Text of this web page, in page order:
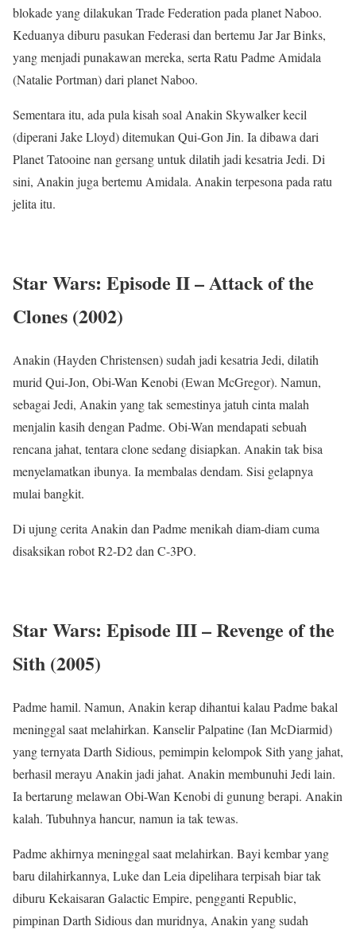
blokade yang dilakukan Trade Federation pada planet Naboo.
Keduanya diburu pasukan Federasi dan bertemu Jar Jar Binks,
yang menjadi punakawan mereka, serta Ratu Padme Amidala
(Natalie Portman) dari planet Naboo.
Sementara itu, ada pula kisah soal Anakin Skywalker kecil
(diperani Jake Lloyd) ditemukan Qui-Gon Jin. Ia dibawa dari
Planet Tatooine nan gersang untuk dilatih jadi kesatria Jedi. Di
sini, Anakin juga bertemu Amidala. Anakin terpesona pada ratu
jelita itu.
Star Wars: Episode II – Attack of the
Clones (2002)
Anakin (Hayden Christensen) sudah jadi kesatria Jedi, dilatih
murid Qui-Jon, Obi-Wan Kenobi (Ewan McGregor). Namun,
sebagai Jedi, Anakin yang tak semestinya jatuh cinta malah
menjalin kasih dengan Padme. Obi-Wan mendapati sebuah
rencana jahat, tentara clone sedang disiapkan. Anakin tak bisa
menyelamatkan ibunya. Ia membalas dendam. Sisi gelapnya
mulai bangkit.
Di ujung cerita Anakin dan Padme menikah diam-diam cuma
disaksikan robot R2-D2 dan C-3PO.
Star Wars: Episode III – Revenge of the
Sith (2005)
Padme hamil. Namun, Anakin kerap dihantui kalau Padme bakal
meninggal saat melahirkan. Kanselir Palpatine (Ian McDiarmid)
yang ternyata Darth Sidious, pemimpin kelompok Sith yang jahat,
berhasil merayu Anakin jadi jahat. Anakin membunuhi Jedi lain.
Ia bertarung melawan Obi-Wan Kenobi di gunung berapi. Anakin
kalah. Tubuhnya hancur, namun ia tak tewas.
Padme akhirnya meninggal saat melahirkan. Bayi kembar yang
baru dilahirkannya, Luke dan Leia dipelihara terpisah biar tak
diburu Kekaisaran Galactic Empire, pengganti Republic,
pimpinan Darth Sidious dan muridnya, Anakin yang sudah